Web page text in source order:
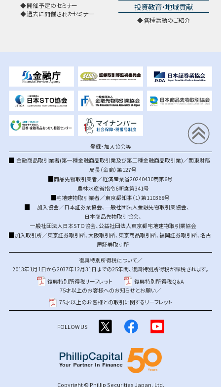
開催予定のセミナー
過去に開催されたセミナー
投資教育・地域貢献
各種活動のご紹介
登録・加入協会等
金融商品取引業者(第一種金融商品取引業及び第二種金融商品取引業)／関東財務
局長（金商）第127号
商品先物取引業者／経済産業省20240430商第6号
農林水産省指令6新食第341号
宅地建物取引業者／東京都知事（1）第110368号
加入協会／日本証券業協会、 一般社団法人金融先物取引業協会、
日本商品先物取引協会、
一般社団法人日本STO協会、 公益社団法人東京都宅地建物取引業協会
加入取引所／東京証券取引所、大阪取引所、 東京商品取引所、福岡証券取引所、名古
屋証券取引所
復興特別所得税について／
2013年1月1日から2037年12月31日までの25年間、復興特別所得税が課税されます。
復興特別所得税リーフレット
復興特別所得税Q&A
75才以上のお客様へのお知らせとお願い／
75才以上のお客様との取引に関するリーフレット
FOLLOW US
Copyright © Phillip Securities Japan, Ltd.